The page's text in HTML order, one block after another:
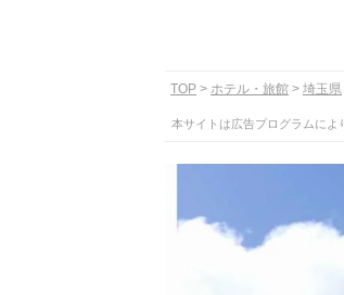
TOP ホテル・旅館 埼玉県
本サイトは広告プログラムによ